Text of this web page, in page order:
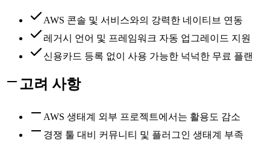
AWS 콘솔 및 서비스와의 강력한 네이티브 연동
레거시 언어 및 프레임워크 자동 업그레이드 지원
신용카드 등록 없이 사용 가능한 넉넉한 무료 플랜
고려 사항
AWS 생태계 외부 프로젝트에서는 활용도 감소
경쟁 툴 대비 커뮤니티 및 플러그인 생태계 부족